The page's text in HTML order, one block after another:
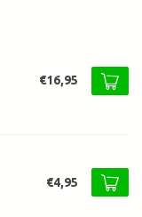
€16,95
€4,95